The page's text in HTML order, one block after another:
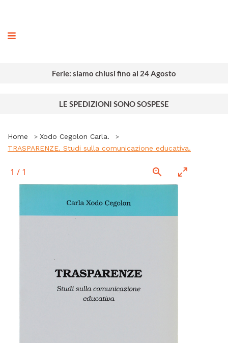
Ferie: siamo chiusi fino al 24 Agosto
LE SPEDIZIONI SONO SOSPESE
Home
Xodo Cegolon Carla.
TRASPARENZE. Studi sulla comunicazione educativa.
1 / 1